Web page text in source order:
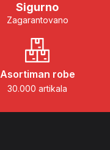
Sigurno
Zagarantovano
Asortiman robe
30.000 artikala